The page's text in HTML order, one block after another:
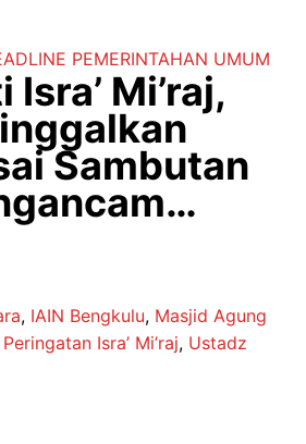
PEMERINTAHAN UMUM
Mi’raj,
Sambutan
, IAIN Bengkulu, Masjid Agung
Peringatan Isra’ Mi’raj, Ustadz